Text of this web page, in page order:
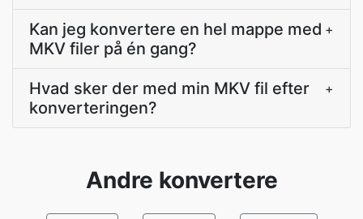
Kan jeg konvertere en hel mappe med
MKV filer på én gang?
+
Hvad sker der med min MKV fil efter
konverteringen?
+
Andre konvertere